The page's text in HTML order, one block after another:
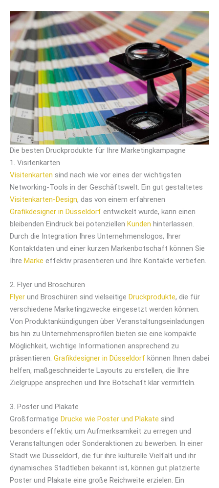
Die besten Druckprodukte für Ihre Marketingkampagne
1. Visitenkarten
Visitenkarten sind nach wie vor eines der wichtigsten
Networking-Tools in der Geschäftswelt. Ein gut gestaltetes
Visitenkarten-Design, das von einem erfahrenen
Grafikdesigner in Düsseldorf entwickelt wurde, kann einen
bleibenden Eindruck bei potenziellen Kunden hinterlassen.
Durch die Integration Ihres Unternehmenslogos, Ihrer
Kontaktdaten und einer kurzen Markenbotschaft können Sie
Ihre Marke effektiv präsentieren und Ihre Kontakte vertiefen.
2. Flyer und Broschüren
Flyer und Broschüren sind vielseitige Druckprodukte, die für
verschiedene Marketingzwecke eingesetzt werden können.
Von Produktankündigungen über Veranstaltungseinladungen
bis hin zu Unternehmensprofilen bieten sie eine kompakte
Möglichkeit, wichtige Informationen ansprechend zu
präsentieren. Grafikdesigner in Düsseldorf können Ihnen dabei
helfen, maßgeschneiderte Layouts zu erstellen, die Ihre
Zielgruppe ansprechen und Ihre Botschaft klar vermitteln.
3. Poster und Plakate
Großformatige Drucke wie Poster und Plakate sind
besonders effektiv, um Aufmerksamkeit zu erregen und
Veranstaltungen oder Sonderaktionen zu bewerben. In einer
Stadt wie Düsseldorf, die für ihre kulturelle Vielfalt und ihr
dynamisches Stadtleben bekannt ist, können gut platzierte
Poster und Plakate eine große Reichweite erzielen. Ein